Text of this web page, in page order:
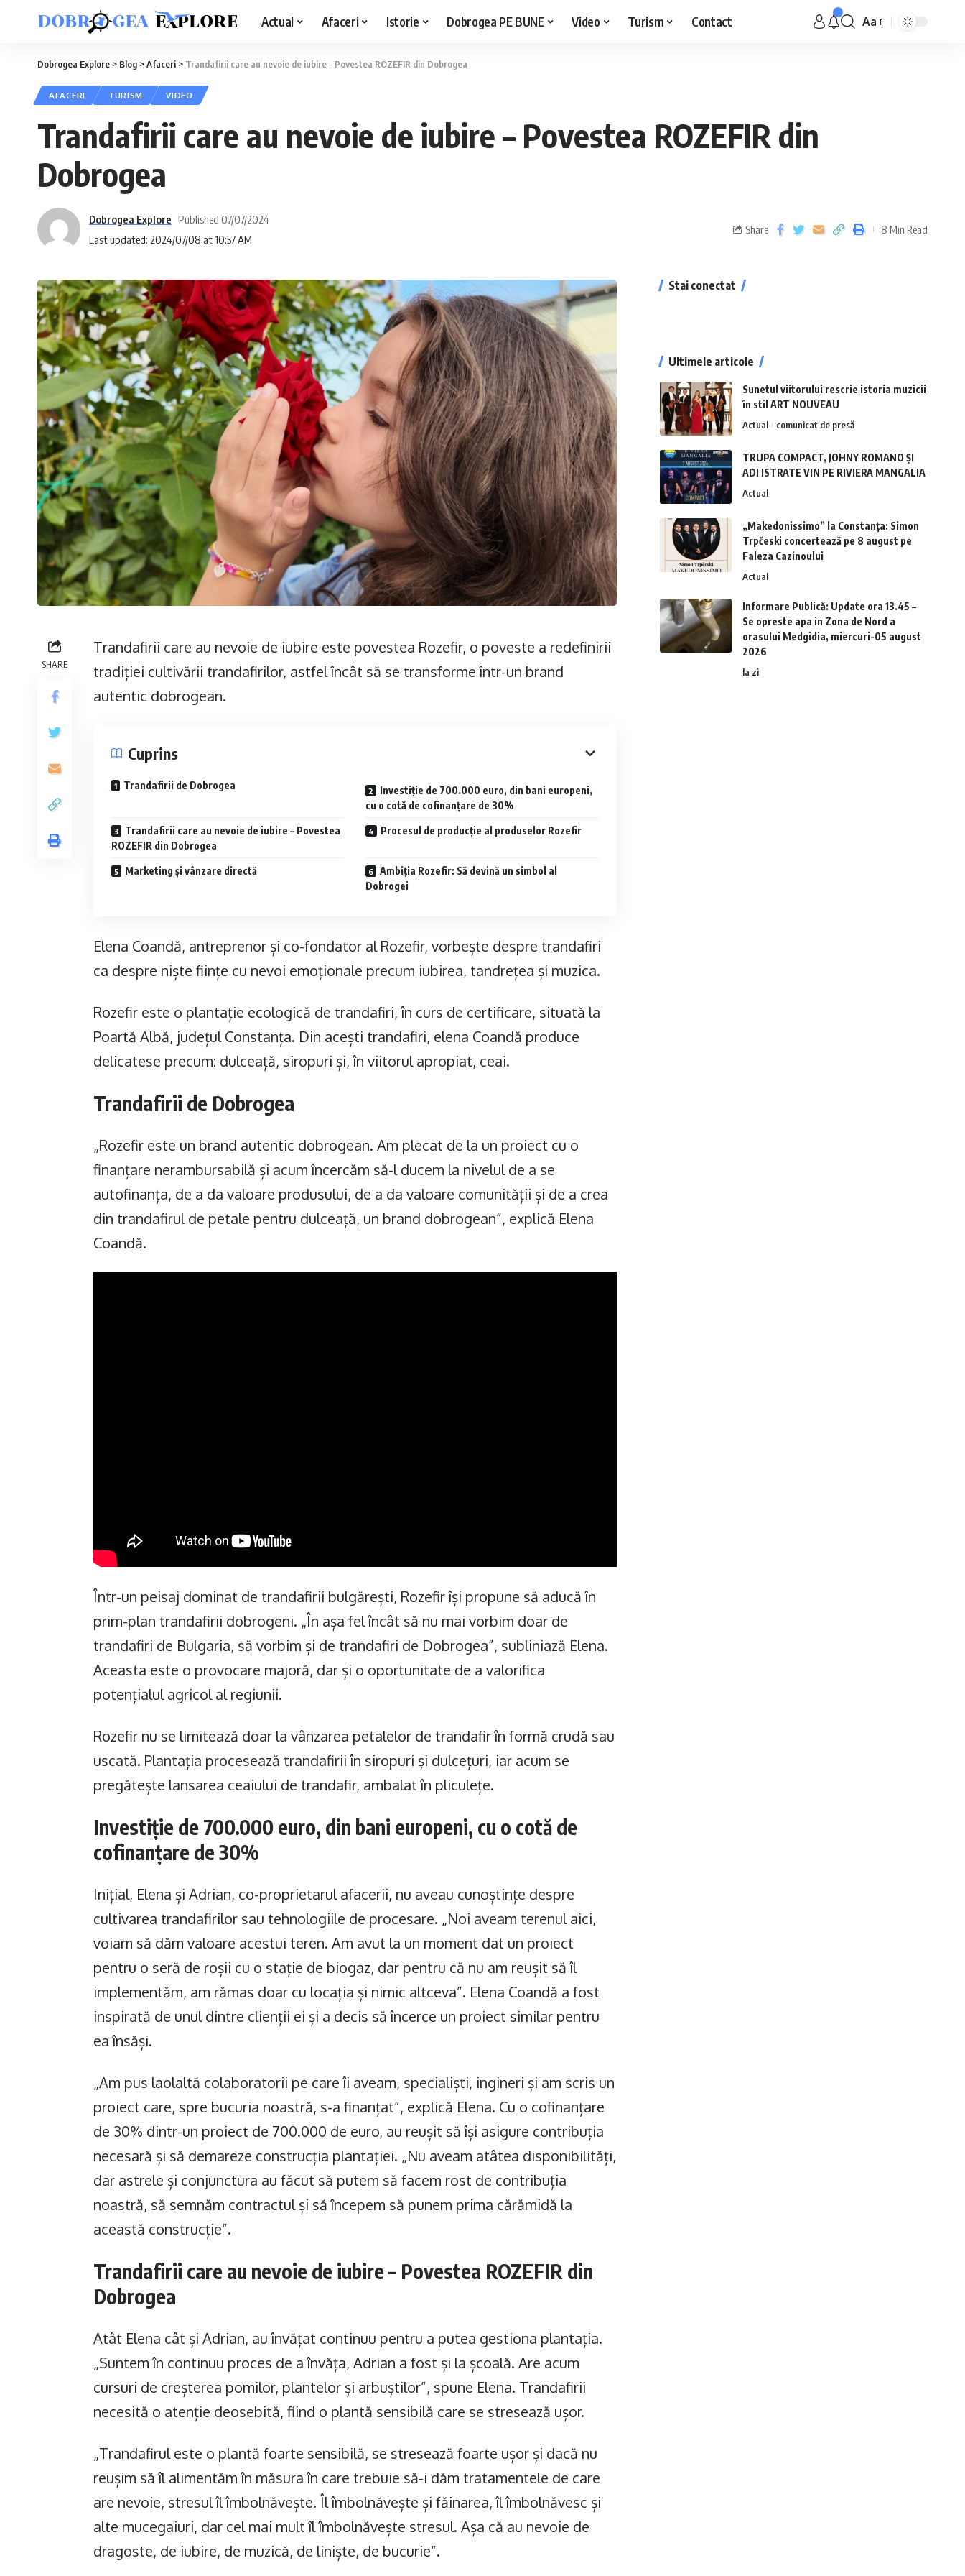
Actual Afaceri Istorie Dobrogea PE BUNE Video Turism Contact Aa
Dobrogea Explore > Blog >Afaceri > Trandafirii care au nevoie de iubire – Povestea ROZEFIR din Dobrogea
AFACERI TURISM VIDEO
Trandafirii care au nevoie de iubire – Povestea ROZEFIR din
Dobrogea
Last updated: 2024/07/08 at 10:57 AM
Dobrogea Explore Published 07/07/2024
Share 8 Min Read
SHARE
Trandafirii care au nevoie de iubire este povestea Rozefir, o poveste a redefinirii
tradiției cultivării trandafirilor, astfel încât să se transforme într-un brand
autentic dobrogean.
Cuprins
Trandafirii de Dobrogea
Investiție de 700.000 euro, din bani europeni,
cu o cotă de cofinanțare de 30%
Trandafirii care au nevoie de iubire – Povestea
ROZEFIR din Dobrogea
Procesul de producție al produselor Rozefir
Marketing și vânzare directă
Ambiția Rozefir: Să devină un simbol al
Dobrogei
Elena Coandă, antreprenor și co-fondator al Rozefir, vorbește despre trandafiri
ca despre niște ființe cu nevoi emoționale precum iubirea, tandrețea și muzica.
Rozefir este o plantație ecologică de trandafiri, în curs de certificare, situată la
Poartă Albă, județul Constanța. Din acești trandafiri, elena Coandă produce
delicatese precum: dulceață, siropuri și, în viitorul apropiat, ceai.
Trandafirii de Dobrogea
„Rozefir este un brand autentic dobrogean. Am plecat de la un proiect cu o
finanțare nerambursabilă și acum încercăm să-l ducem la nivelul de a se
autofinanța, de a da valoare produsului, de a da valoare comunității și de a crea
din trandafirul de petale pentru dulceață, un brand dobrogean”, explică Elena
Coandă.
Într-un peisaj dominat de trandafirii bulgărești, Rozefir își propune să aducă în
prim-plan trandafirii dobrogeni. „În așa fel încât să nu mai vorbim doar de
trandafiri de Bulgaria, să vorbim și de trandafiri de Dobrogea”, subliniază Elena.
Aceasta este o provocare majoră, dar și o oportunitate de a valorifica
potențialul agricol al regiunii.
Rozefir nu se limitează doar la vânzarea petalelor de trandafir în formă crudă sau
uscată. Plantația procesează trandafirii în siropuri și dulcețuri, iar acum se
pregătește lansarea ceaiului de trandafir, ambalat în pliculețe.
Investiție de 700.000 euro, din bani europeni, cu o cotă de
cofinanțare de 30%
Inițial, Elena și Adrian, co-proprietarul afacerii, nu aveau cunoștințe despre
cultivarea trandafirilor sau tehnologiile de procesare. „Noi aveam terenul aici,
voiam să dăm valoare acestui teren. Am avut la un moment dat un proiect
pentru o seră de roșii cu o stație de biogaz, dar pentru că nu am reușit să îl
implementăm, am rămas doar cu locația și nimic altceva”. Elena Coandă a fost
inspirată de unul dintre clienții ei și a decis să încerce un proiect similar pentru
ea însăși.
„Am pus laolaltă colaboratorii pe care îi aveam, specialiști, ingineri și am scris un
proiect care, spre bucuria noastră, s-a finanțat”, explică Elena. Cu o cofinanțare
de 30% dintr-un proiect de 700.000 de euro, au reușit să își asigure contribuția
necesară și să demareze construcția plantației. „Nu aveam atâtea disponibilități,
dar astrele și conjunctura au făcut să putem să facem rost de contribuția
noastră, să semnăm contractul și să începem să punem prima cărămidă la
această construcție”.
Trandafirii care au nevoie de iubire – Povestea ROZEFIR din
Dobrogea
Atât Elena cât și Adrian, au învățat continuu pentru a putea gestiona plantația.
„Suntem în continuu proces de a învăța, Adrian a fost și la școală. Are acum
cursuri de creșterea pomilor, plantelor și arbuștilor”, spune Elena. Trandafirii
necesită o atenție deosebită, fiind o plantă sensibilă care se stresează ușor.
„Trandafirul este o plantă foarte sensibilă, se stresează foarte ușor și dacă nu
reușim să îl alimentăm în măsura în care trebuie să-i dăm tratamentele de care
are nevoie, stresul îl îmbolnăvește. Îl îmbolnăvește și făinarea, îl îmbolnăvesc și
alte mucegaiuri, dar cel mai mult îl îmbolnăvește stresul. Așa că au nevoie de
dragoste, de iubire, de muzică, de liniște, de bucurie”.
Stai conectat
Ultimele articole
Sunetul viitorului rescrie istoria muzicii
în stil ART NOUVEAU
Actual comunicat de presă
TRUPA COMPACT, JOHNY ROMANO ȘI
ADI ISTRATE VIN PE RIVIERA MANGALIA
Actual
„Makedonissimo” la Constanța: Simon
Trpčeski concertează pe 8 august pe
Faleza Cazinoului
Actual
Informare Publică: Update ora 13.45 –
Se opreste apa in Zona de Nord a
orasului Medgidia, miercuri-05 august
2026
la zi